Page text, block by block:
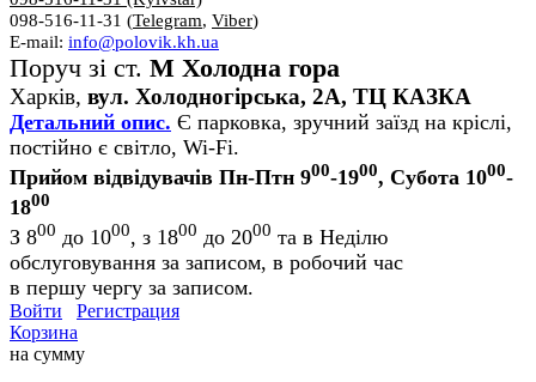
098-516-11-31 (Telegram, Viber)
E-mail: info@polovik.kh.ua
Поруч зі ст. М Холодна гора
Харків, вул. Холодногірська, 2А, ТЦ КАЗКА
Детальний опис. Є парковка, зручний заїзд на кріслі,
постійно є світло, Wi-Fi.
Прийом відвідувачів Пн-Птн 900-1900, Субота 1000-
1800
З 800 до 1000, з 1800 до 2000 та в Неділю
обслуговування за записом, в робочий час
в першу чергу за записом.
Войти
Регистрация
Корзина
на сумму